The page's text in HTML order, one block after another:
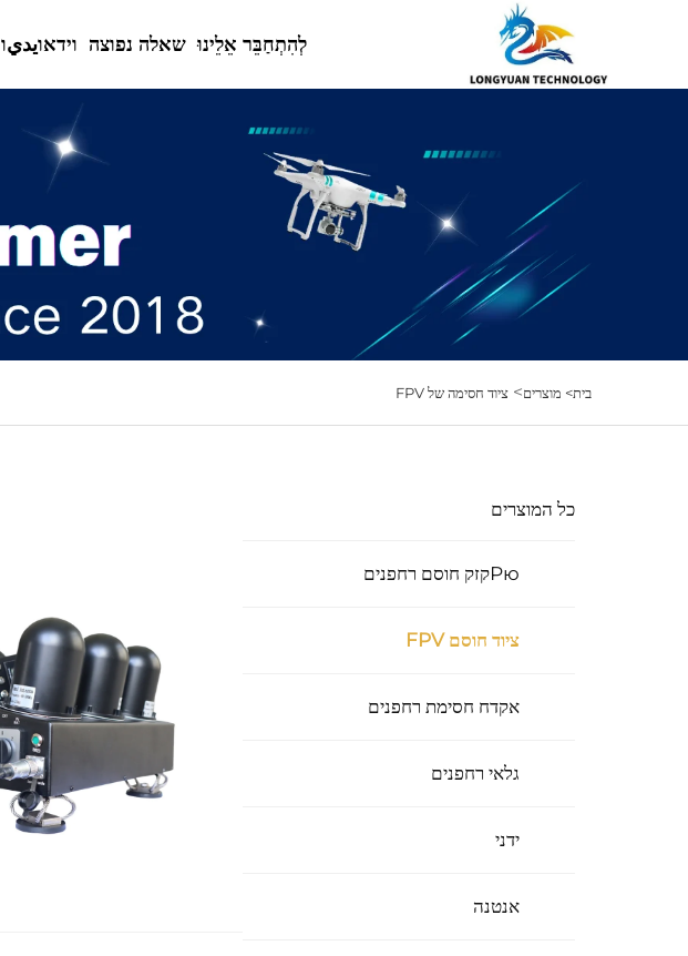
וידאוيديו שאלה נפוצה לְהִתְחַבֵּר אֵלֵינוּ
בית> מוצרים> ציוד חסימה של FPV
כל המוצרים
Рюקזק חוסם רחפנים
ציוד חוסם FPV
אקדח חסימת רחפנים
גלאי רחפנים
ידני
אנטנה